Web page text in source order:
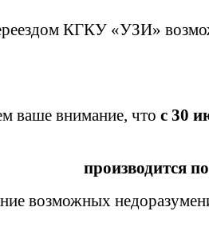
КГКУ «УЗИ»
ваше внимание, что с 30
производится
возможных